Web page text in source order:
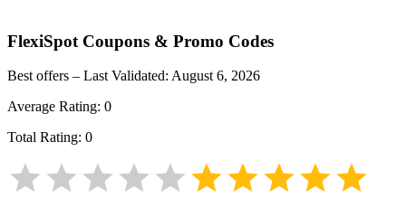
FlexiSpot Coupons & Promo Codes
Best offers – Last Validated: August 6, 2026
Average Rating: 0
Total Rating: 0